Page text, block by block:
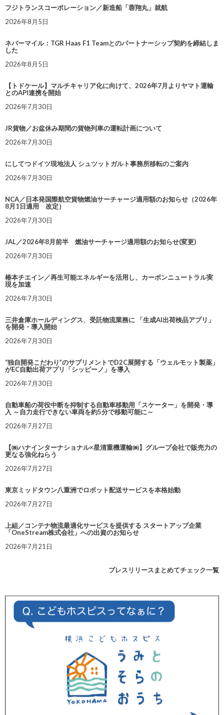
フジトランスコーポレーション／新造船「蓉翔丸」就航
2026年8月5日
ネバーマイル：TGR Haas F1 Teamとのパートナーシップ契約を締結しま
した
2026年8月5日
【トドケール】マルチキャリア化に向けて、2026年7月よりヤマト運輸
とのAPI連携を開始
2026年7月30日
JR貨物／お盆休み期間の貨物列車の運転計画について
2026年7月30日
にしてつドイツ現地法人 シュツットガルト事務所移転のご案内
2026年7月30日
NCA／日本発国際航空貨物燃油サーチャージ適用額のお知らせ（2026年
8月1日適用 改定）
2026年7月30日
JAL／2026年8月前半 燃油サーチャージ適用額のお知らせ(変更)
2026年7月30日
椿本チエイン／再生可能エネルギーを活用し、カーボンニュートラル実
現を加速
2026年7月30日
三井倉庫ホールディングス、受託物流業務に 「生成AI出荷検品アプリ」
を開発・導入開始
2026年7月30日
“独自開発こだわり”のサプリメントでD2C展開する「ウェルモット製薬」
がEC自動出荷アプリ「シッピーノ」を導入
2026年7月30日
自動車船の荷役中断を抑制する自動車移動用「スケーター」を開発・導
入 ～自力走行できない車両を約5分で移動可能に～
2026年7月27日
【㈱ハナインターナショナル×星清重機運輸㈱】グループ会社で販売力の
更なる強化ねらう
2026年7月27日
東京ミッドタウン八重洲でロボット配送サービスを本格始動
2026年7月27日
上組／コンテナ物流最適化サービスを提供する スタートアップ企業
「OneStream株式会社」への出資のお知らせ
2026年7月21日
プレスリリースまとめてチェック一覧